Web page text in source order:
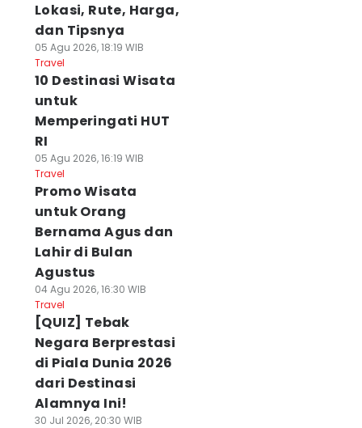
Lokasi, Rute, Harga,
dan Tipsnya
05 Agu 2026, 18:19 WIB
Travel
10 Destinasi Wisata
untuk
Memperingati HUT
RI
05 Agu 2026, 16:19 WIB
Travel
Promo Wisata
untuk Orang
Bernama Agus dan
Lahir di Bulan
Agustus
04 Agu 2026, 16:30 WIB
Travel
[QUIZ] Tebak
Negara Berprestasi
di Piala Dunia 2026
dari Destinasi
Alamnya Ini!
30 Jul 2026, 20:30 WIB